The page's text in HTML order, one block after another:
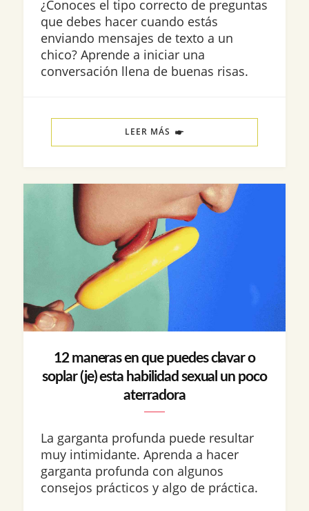
¿Conoces el tipo correcto de preguntas
que debes hacer cuando estás
enviando mensajes de texto a un
chico? Aprende a iniciar una
conversación llena de buenas risas.
LEER MÁS
12 maneras en que puedes clavar o
soplar (je) esta habilidad sexual un poco
aterradora
La garganta profunda puede resultar
muy intimidante. Aprenda a hacer
garganta profunda con algunos
consejos prácticos y algo de práctica.